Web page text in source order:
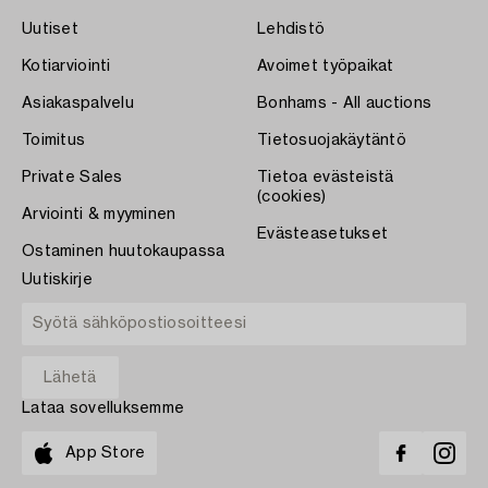
Uutiset
Kotiarviointi
Asiakaspalvelu
Toimitus
Private Sales
Arviointi & myyminen
Ostaminen huutokaupassa
Lehdistö
Avoimet työpaikat
Bonhams - All auctions
Tietosuojakäytäntö
Tietoa evästeistä
(cookies)
Evästeasetukset
Uutiskirje
Lataa sovelluksemme
App Store